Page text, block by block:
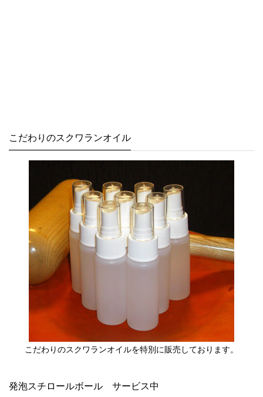
こだわりのスクワランオイル
こだわりのスクワランオイルを特別に販売しております。
発泡スチロールボール サービス中